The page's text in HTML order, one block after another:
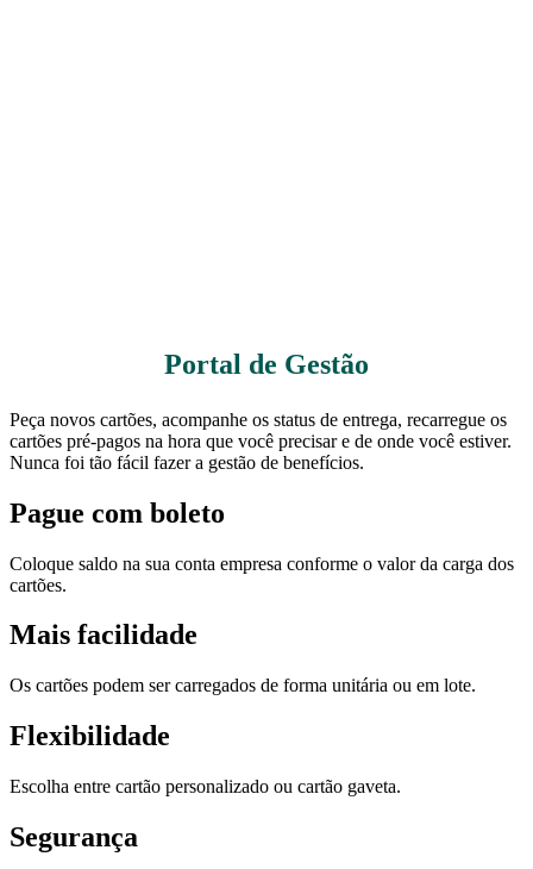
Portal de Gestão
Peça novos cartões, acompanhe os status de entrega, recarregue os
cartões pré-pagos na hora que você precisar e de onde você estiver.
Nunca foi tão fácil fazer a gestão de benefícios.
Pague com boleto
Coloque saldo na sua conta empresa conforme o valor da carga dos
cartões.
Mais facilidade
Os cartões podem ser carregados de forma unitária ou em lote.
Flexibilidade
Escolha entre cartão personalizado ou cartão gaveta.
Segurança